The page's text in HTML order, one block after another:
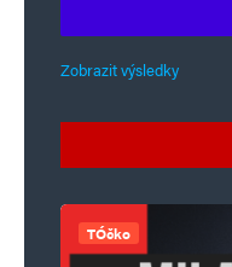
Zobrazit výsledky
TÓčko